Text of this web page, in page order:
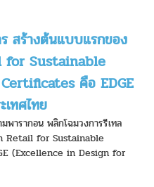
สร้างต้นแบบแรกของ
for Sustainable
คือ EDGE
ทศไทย
ารากอน พลิกโฉมวงการรีเทล
Retail for Sustainable
(Excellence in Design for